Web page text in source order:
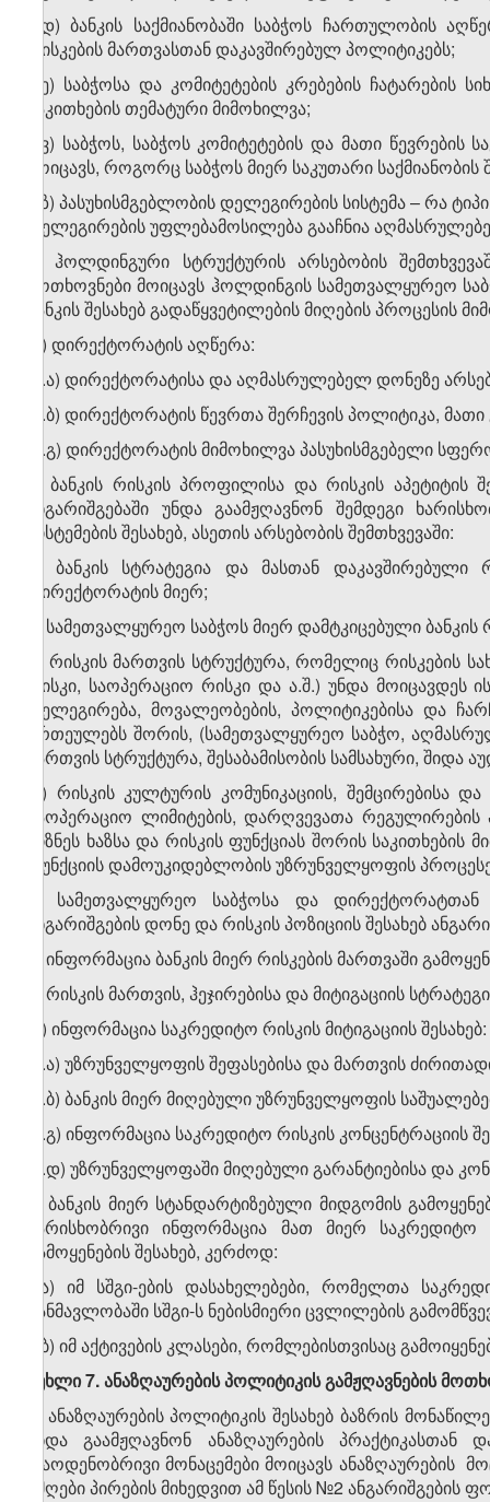
ბ.დ) ბანკის საქმიანობაში საბჭოს ჩართულობის
რისკების მართვასთან დაკავშირებულ პოლიტიკებს;
ბ.ე) საბჭოსა და კომიტეტების კრებების ჩატარების
საკითხების თემატური მიმოხილვა;
ბ.ვ) საბჭოს, საბჭოს კომიტეტების და მათი
მოიცავს, როგორც საბჭოს მიერ საკუთარი საქმიანობის
ბ.ზ) პასუხისმგებლობის დელეგირების სისტემა – რა
დელეგირების უფლებამოსილება გააჩნია
გ) ჰოლდინგური სტრუქტურის არსებობის
მოთხოვნები მოიცავს ჰოლდინგის სამეთვალყურეო
ბანკის შესახებ გადაწყვეტილების მიღების პროცესის
დ) დირექტორატის აღწერა:
დ.ა) დირექტორატისა და აღმასრულებელ დონეზე
დ.ბ) დირექტორატის წევრთა შერჩევის პოლიტიკა,
დ.გ) დირექტორატის მიმოხილვა პასუხისმგებელი
3. ბანკის რისკის პროფილისა და რისკის აპეტიტის
ანგარიშგებაში უნდა გაამჟღავნონ შემდეგი
სისტემების შესახებ, ასეთის არსებობის შემთხვევაში:
ა) ბანკის სტრატეგია და მასთან
დირექტორატის მიერ;
ბ) სამეთვალყურეო საბჭოს მიერ დამტკიცებული
გ) რისკის მართვის სტრუქტურა, რომელიც რისკების
რისკი, საოპერაციო რისკი და ა.შ.) უნდა
დელეგირება, მოვალეობების, პოლიტიკებისა და
ერთეულებს შორის, (სამეთვალყურეო საბჭო,
მართვის სტრუქტურა, შესაბამისობის სამსახური, შიდა
დ) რისკის კულტურის კომუნიკაციის, შემცირებისა
საოპერაციო ლიმიტების, დარღვევათა
ბიზნეს ხაზსა და რისკის ფუნქციას შორის
ფუნქციის დამოუკიდებლობის უზრუნველყოფის
ე) სამეთვალყურეო საბჭოსა და დირექტორატთან
ანგარიშგების დონე და რისკის პოზიციის შესახებ
ვ) ინფორმაცია ბანკის მიერ რისკების მართვაში
ზ) რისკის მართვის, ჰეჯირებისა და მიტიგაციის
თ) ინფორმაცია საკრედიტო რისკის მიტიგაციის შესახებ:
თ.ა) უზრუნველყოფის შეფასებისა და მართვის
თ.ბ) ბანკის მიერ მიღებული უზრუნველყოფის
თ.გ) ინფორმაცია საკრედიტო რისკის კონცენტრაციის
თ.დ) უზრუნველყოფაში მიღებული გარანტიებისა და
ი) ბანკის მიერ სტანდარტიზებული მიდგომის
ხარისხობრივი ინფორმაცია მათ მიერ საკრედიტო
გამოყენების შესახებ, კერძოდ:
ი.ა) იმ სშგი-ების დასახელებები, რომელთა
განმავლობაში სშგი-ს ნებისმიერი ცვლილების
ი.ბ) იმ აქტივების კლასები, რომლებისთვისაც
მუხლი 7. ანაზღაურების პოლიტიკის გამჟღავნების
1. ანაზღაურების პოლიტიკის შესახებ ბაზრის
უნდა გაამჟღავნონ ანაზღაურების
რაოდენობრივი მონაცემები მოიცავს ანაზღაურების
ამღები პირების მიხედვით ამ წესის №2 ანგარიშგების